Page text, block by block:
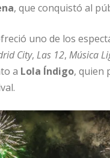
, que conquistó al
uno de los
City, Las 12, Música
a Lola Índigo, quien